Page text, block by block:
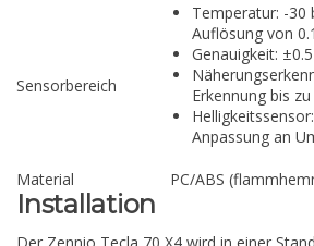
Sensorbereich
Temperatur: -30
Auflösung von
Genauigkeit:
Erkennung bis
Anpassung an
Material PC/ABS
Installation